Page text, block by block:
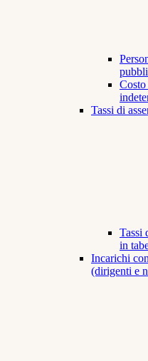
Costo
Tassi di
Tassi
in
Incarichi
(dirigenti e